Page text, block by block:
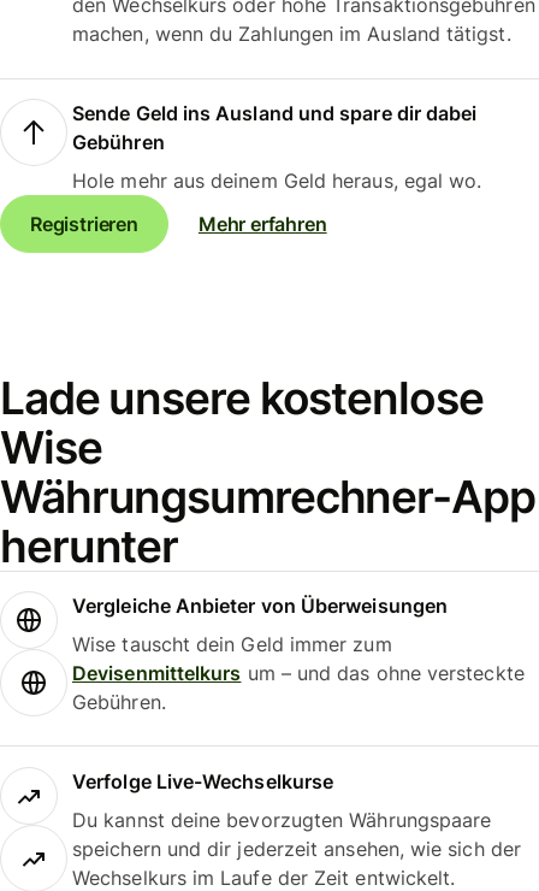
den Wechselkurs oder hohe Transaktionsgebühren
machen, wenn du Zahlungen im Ausland tätigst.
Sende Geld ins Ausland und spare dir dabei
Gebühren
Hole mehr aus deinem Geld heraus, egal wo.
Registrieren
Mehr erfahren
Lade unsere kostenlose
Wise
Währungsumrechner-App
herunter
Vergleiche Anbieter von Überweisungen
Wise tauscht dein Geld immer zum
Devisenmittelkurs um – und das ohne versteckte
Gebühren.
Verfolge Live-Wechselkurse
Du kannst deine bevorzugten Währungspaare
speichern und dir jederzeit ansehen, wie sich der
Wechselkurs im Laufe der Zeit entwickelt.